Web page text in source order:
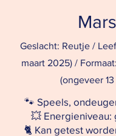
Mars
Geslacht: Reutje /
maart 2025) /
(ongeveer
🐾 Speels,
💥 Energieniveau:
🐈 Kan getest